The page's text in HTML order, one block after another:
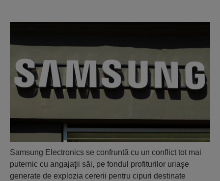
Samsung Electronics se confruntă cu un conflict tot mai
puternic cu angajaţii săi, pe fondul profiturilor uriaşe
generate de explozia cererii pentru cipuri destinate